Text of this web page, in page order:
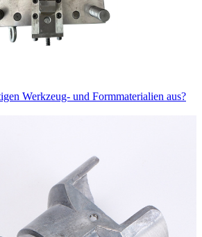
Werkzeug- und Formmaterialien aus?